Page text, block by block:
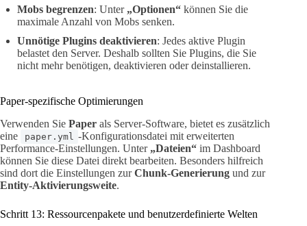
Mobs begrenzen: Unter „Optionen“ können Sie die
maximale Anzahl von Mobs senken.
Unnötige Plugins deaktivieren: Jedes aktive Plugin
belastet den Server. Deshalb sollten Sie Plugins, die Sie
nicht mehr benötigen, deaktivieren oder deinstallieren.
Paper-spezifische Optimierungen
Verwenden Sie Paper als Server-Software, bietet es zusätzlich
eine
paper.yml -Konfigurationsdatei mit erweiterten
Performance-Einstellungen. Unter „Dateien“ im Dashboard
können Sie diese Datei direkt bearbeiten. Besonders hilfreich
sind dort die Einstellungen zurChunk-Generierung und zur
Entity-Aktivierungsweite.
Schritt 13: Ressourcenpakete und benutzerdefinierte Welten